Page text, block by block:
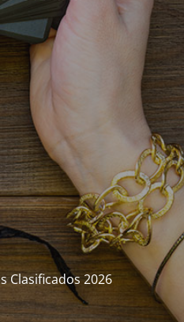
Clasificados 2026